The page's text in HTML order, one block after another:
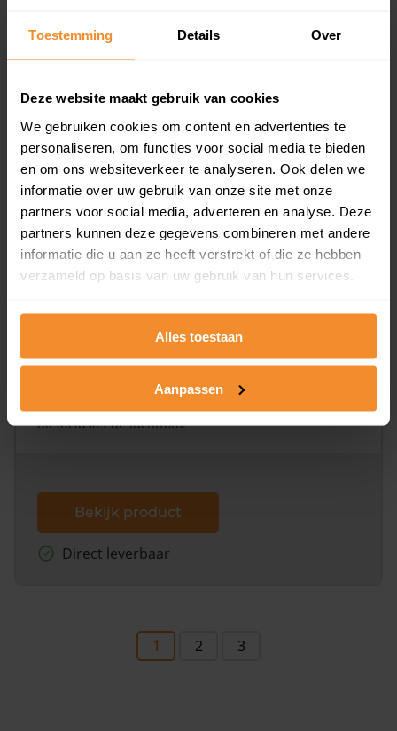
Toestemming Details Over
Deze website maakt gebruik van cookies
We gebruiken cookies om content en advertenties te
personaliseren, om functies voor social media te bieden
en om ons websiteverkeer te analyseren. Ook delen we
informatie over uw gebruik van onze site met onze
partners voor social media, adverteren en analyse. Deze
partners kunnen deze gegevens combineren met andere
informatie die u aan ze heeft verstrekt of die ze hebben
verzameld op basis van uw gebruik van hun services.
Alles toestaan
Aanpassen
Inclusief 1 jaar gratis updates
inclusief een jaar lang gratis updates van nieuwe
koopsommen.
Bekijk product
Direct leverbaar
Kadastrale kaart pakket
Alleen globale ligging perceel
Een uitgebreid overzicht van het perceel en
omliggende percelen met de kadastrale erfgrenzen,
dit inclusief de luchtfoto!
Bekijk product
Direct leverbaar
1 2 3